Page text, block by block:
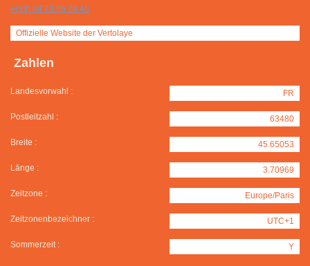
+(33) 04 73 95 26 45
Offizielle Website der Vertolaye
Zahlen
Landesvorwahl : FR
Postleitzahl : 63480
Breite : 45.65053
Länge : 3.70969
Zeitzone : Europe/Paris
Zeitzonenbezeichner : UTC+1
Sommerzeit : Y